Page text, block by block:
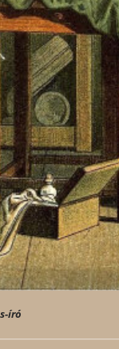
író